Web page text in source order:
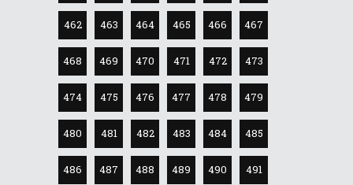
462 463 464 465 466 467
468 469 470 471 472 473
474 475 476 477 478 479
480 481 482 483 484 485
486 487 488 489 490 491